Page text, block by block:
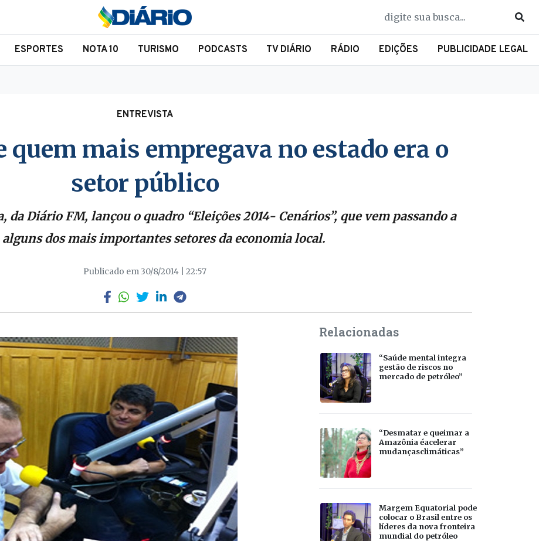
ESPORTES NOTA 10 TURISMO PODCASTS TV DIÁRIO RÁDIO EDIÇÕES PUBLICIDADE LEGAL
ENTREVISTA
quem mais empregava no estado era o
setor público
da Diário FM, lançou o quadro “Eleições 2014- Cenários”, que vem passando a
dos mais importantes setores da economia local.
Publicado em 30/8/2014 | 22:57
Relacionadas
“Saúde mental integra
gestão de riscos no
mercado de petróleo”
“Desmatar e queimar a
Amazônia éacelerar
mudançasclimáticas”
Margem Equatorial pode
colocar o Brasil entre os
líderes da nova fronteira
mundial do petróleo